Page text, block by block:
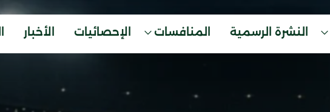
النشرة الرسمية المنافسات الإحصائيات الأخبار